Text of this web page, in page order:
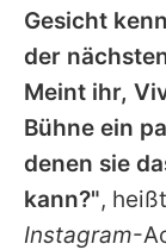
Gesicht
der
Meint ihr,
Bühne ein
denen sie
kann?",
Instagram-